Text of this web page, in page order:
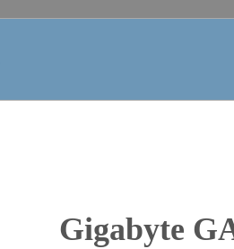
Gigabyte